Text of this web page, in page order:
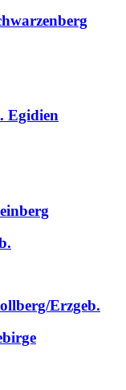
Egidien
Erzgeb.